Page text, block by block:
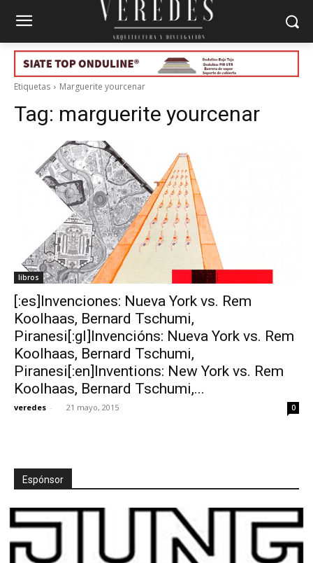
Etiquetas Marguerite yourcenar
Tag: marguerite yourcenar
libros
[:es]Invenciones: Nueva York vs. Rem
Koolhaas, Bernard Tschumi,
Piranesi[:gl]Invencións: Nueva York vs. Rem
Koolhaas, Bernard Tschumi,
Piranesi[:en]Inventions: New York vs. Rem
Koolhaas, Bernard Tschumi,...
veredes - 21 mayo, 2015 0
Espónsor